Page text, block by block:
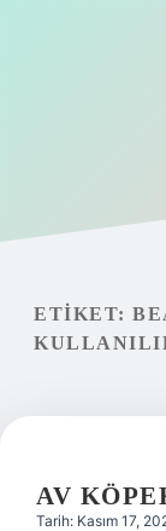
Gizlilik
Hakkımızda
ETIKET:
AV
Tarih: Kasım 17,